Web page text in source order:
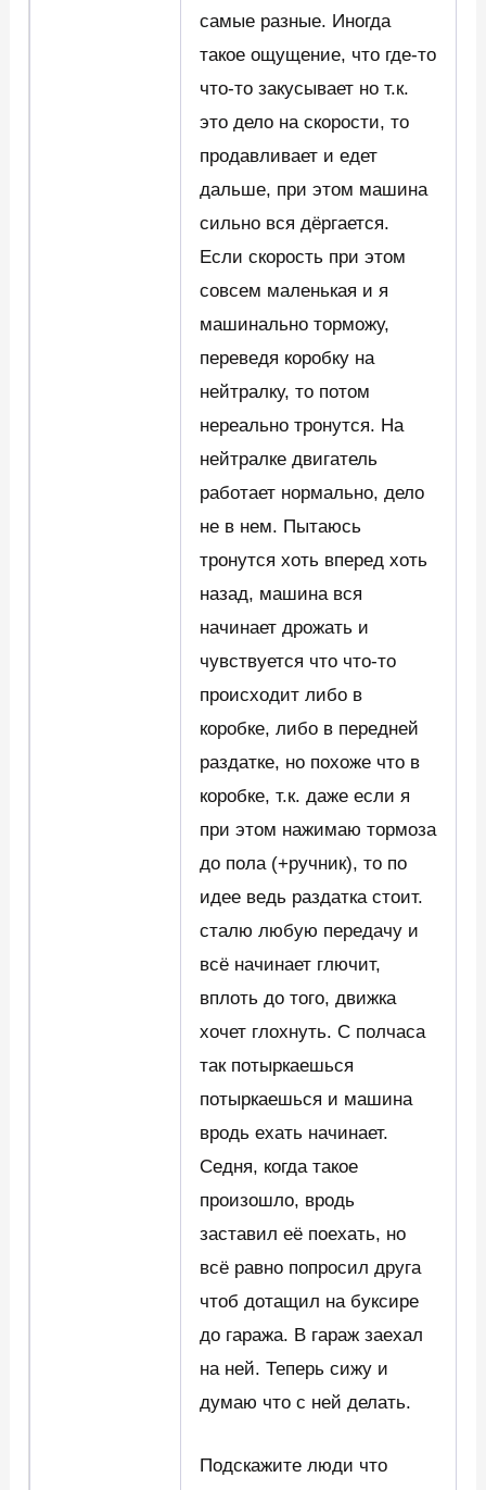
самые разные. Иногда
такое ощущение, что где-то
что-то закусывает но т.к.
это дело на скорости, то
продавливает и едет
дальше, при этом машина
сильно вся дёргается.
Если скорость при этом
совсем маленькая и я
машинально торможу,
переведя коробку на
нейтралку, то потом
нереально тронутся. На
нейтралке двигатель
работает нормально, дело
не в нем. Пытаюсь
тронутся хоть вперед хоть
назад, машина вся
начинает дрожать и
чувствуется что что-то
происходит либо в
коробке, либо в передней
раздатке, но похоже что в
коробке, т.к. даже если я
при этом нажимаю тормоза
до пола (+ручник), то по
идее ведь раздатка стоит.
сталю любую передачу и
всё начинает глючит,
вплоть до того, движка
хочет глохнуть. С полчаса
так потыркаешься
потыркаешься и машина
вродь ехать начинает.
Седня, когда такое
произошло, вродь
заставил её поехать, но
всё равно попросил друга
чтоб дотащил на буксире
до гаража. В гараж заехал
на ней. Теперь сижу и
думаю что с ней делать.
Подскажите люди что